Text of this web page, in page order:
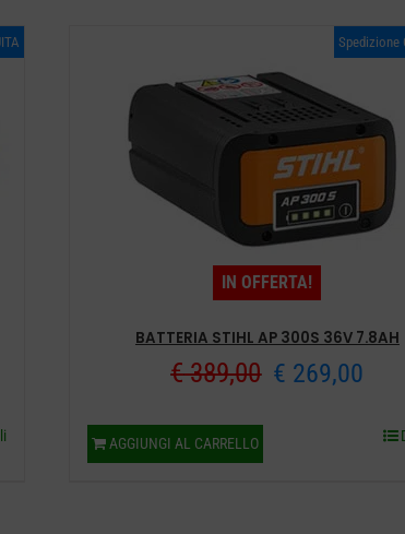
Spedizione
IN OFFERTA!
BATTERIA STIHL AP 300S 36V 7.8AH
€389,00 Il
€ 269,00
AGGIUNGI AL CARRELLO